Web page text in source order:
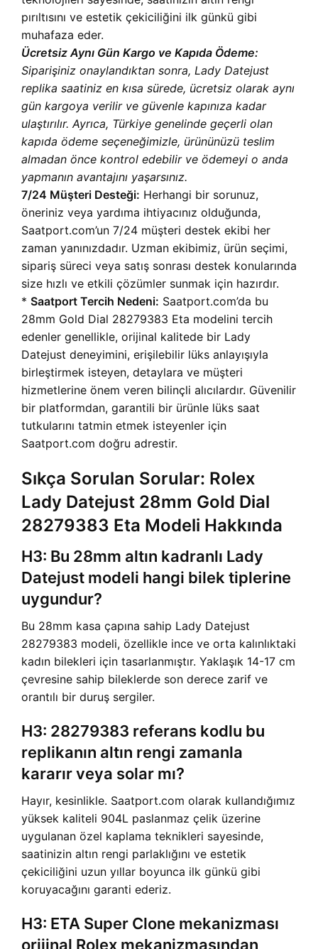
pırıltısını ve estetik çekiciliğini ilk günkü gibi
muhafaza eder.
Ücretsiz Aynı Gün Kargo ve Kapıda Ödeme:
Siparişiniz onaylandıktan sonra, Lady Datejust
replika saatiniz en kısa sürede, ücretsiz olarak aynı
gün kargoya verilir ve güvenle kapınıza kadar
ulaştırılır. Ayrıca, Türkiye genelinde geçerli olan
kapıda ödeme seçeneğimizle, ürününüzü teslim
almadan önce kontrol edebilir ve ödemeyi o anda
yapmanın avantajını yaşarsınız.
7/24 Müşteri Desteği: Herhangi bir sorunuz,
öneriniz veya yardıma ihtiyacınız olduğunda,
Saatport.com’un 7/24 müşteri destek ekibi her
zaman yanınızdadır. Uzman ekibimiz, ürün seçimi,
sipariş süreci veya satış sonrası destek konularında
size hızlı ve etkili çözümler sunmak için hazırdır.
* Saatport Tercih Nedeni: Saatport.com’da bu
28mm Gold Dial 28279383 Eta modelini tercih
edenler genellikle, orijinal kalitede bir Lady
Datejust deneyimini, erişilebilir lüks anlayışıyla
birleştirmek isteyen, detaylara ve müşteri
hizmetlerine önem veren bilinçli alıcılardır. Güvenilir
bir platformdan, garantili bir ürünle lüks saat
tutkularını tatmin etmek isteyenler için
Saatport.com doğru adrestir.
Sıkça Sorulan Sorular: Rolex
Lady Datejust 28mm Gold Dial
28279383 Eta Modeli Hakkında
H3: Bu 28mm altın kadranlı Lady
Datejust modeli hangi bilek tiplerine
uygundur?
Bu 28mm kasa çapına sahip Lady Datejust
28279383 modeli, özellikle ince ve orta kalınlıktaki
kadın bilekleri için tasarlanmıştır. Yaklaşık 14-17 cm
çevresine sahip bileklerde son derece zarif ve
orantılı bir duruş sergiler.
H3: 28279383 referans kodlu bu
replikanın altın rengi zamanla
kararır veya solar mı?
Hayır, kesinlikle. Saatport.com olarak kullandığımız
yüksek kaliteli 904L paslanmaz çelik üzerine
uygulanan özel kaplama teknikleri sayesinde,
saatinizin altın rengi parlaklığını ve estetik
çekiciliğini uzun yıllar boyunca ilk günkü gibi
koruyacağını garanti ederiz.
H3: ETA Super Clone mekanizması
orijinal Rolex mekanizmasından